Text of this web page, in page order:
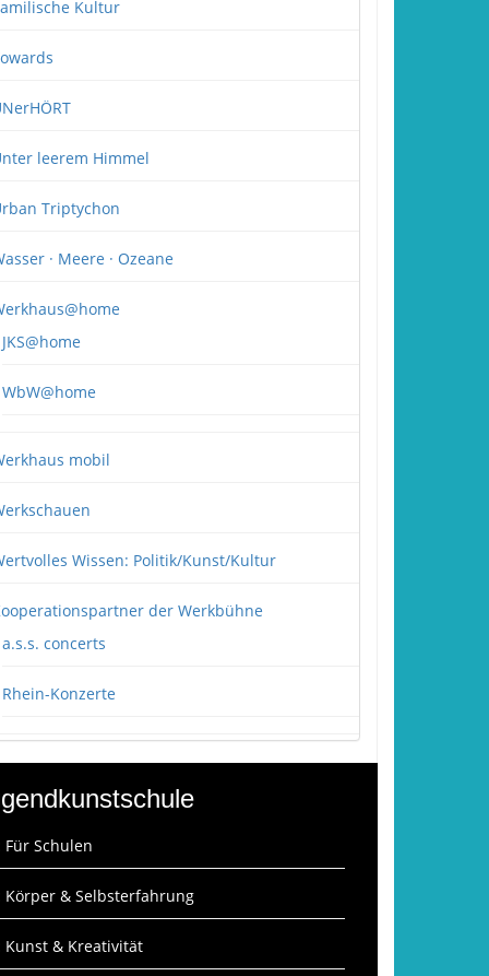
Kultur
leerem Himmel
Triptychon
· Meere · Ozeane
JKS@home
WbW@home
mobil
Wissen: Politik/Kunst/Kultur
der Werkbühne
a.s.s. concerts
Rhein-Konzerte
Für Schulen
Körper & Selbsterfahrung
Kunst & Kreativität